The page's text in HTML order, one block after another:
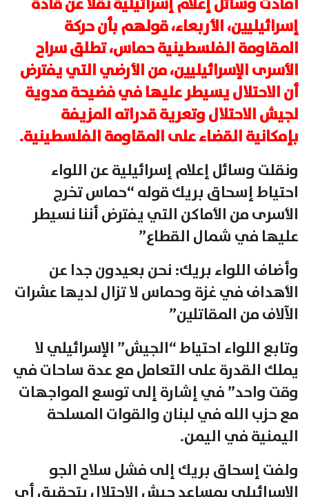
إسرائيليين، الأربعاء، قولهم بأن حركة
المقاومة الفلسطينية حماس، تطلق سراح
الأسرى الإسرائيليين، من الأرضي التي يفترض
أن الاحتلال يسيطر عليها في فضيحة مدوية
لجيش الاحتلال وتعرية قدراته المزيفة
بإمكانية القضاء على المقاومة الفلسطينية.
ونقلت وسائل إعلام إسرائيلية عن اللواء
احتياط إسحاق بريك قوله “حماس تخرج
الأسرى من الأماكن التي يفترض أننا نسيطر
عليها في شمال القطاع”
وأضاف اللواء بريك: نحن بعيدون جدا عن
الأهداف في غزة وحماس لا تزال لديها عشرات
الآلاف من المقاتلين”
وتابع اللواء احتياط “الجيش” الإسرائيلي لا
يملك القدرة على التعامل مع عدة ساحات في
وقت واحد” في إشارة إلى توسع المواجهات
مع حزب الله في لبنان والقوات المسلحة
اليمنية في اليمن.
ولفت إسحاق بريك إلى فشل سلاح الجو